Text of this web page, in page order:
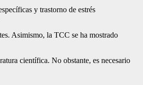
y trastorno de estrés
Asimismo, la TCC se ha mostrado
científica. No obstante, es necesario